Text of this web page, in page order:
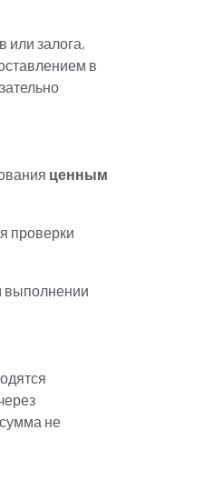
или залога,
в
ценным
проверки
выполнении
не